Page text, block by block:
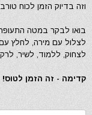
וזה בדיוק הזמן לכוח
בואו לבקר במטה
לצלול עם מירה, לחלץ עם
לצחוק, ללמוד, לשיר,
קדימה - זה הזמן לטוס!